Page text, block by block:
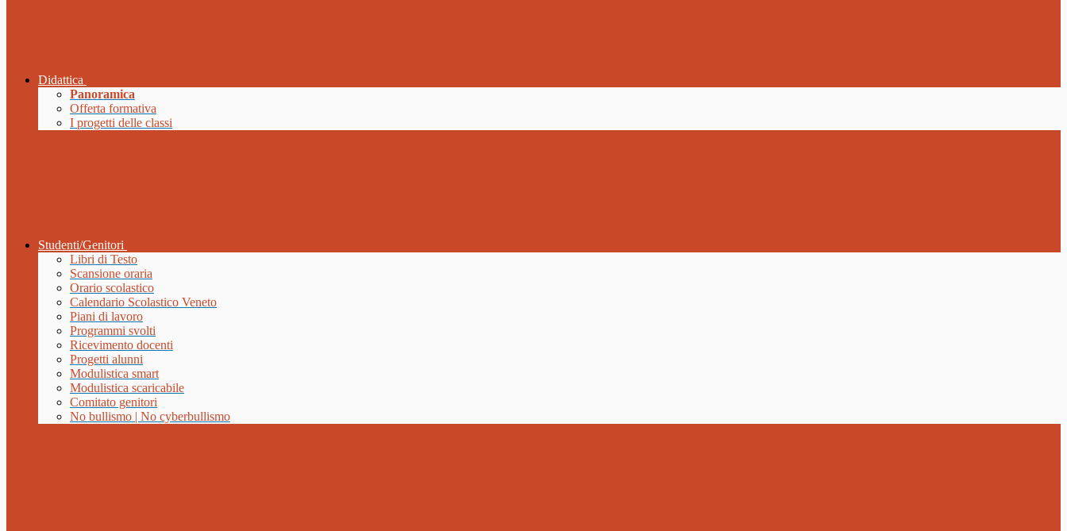
Didattica
Panoramica
Offerta formativa
I progetti delle classi
Studenti/Genitori
Libri di Testo
Scansione oraria
Orario scolastico
Calendario Scolastico Veneto
Piani di lavoro
Programmi svolti
Ricevimento docenti
Progetti alunni
Modulistica smart
Modulistica scaricabile
Comitato genitori
No bullismo | No cyberbullismo